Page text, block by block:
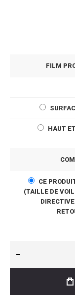
FILM
HAUT
CE
(TAILLE DE